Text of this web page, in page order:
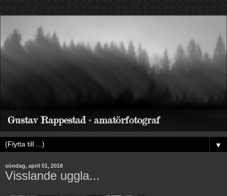
▼
söndag, april 01, 2018
Visslande uggla...